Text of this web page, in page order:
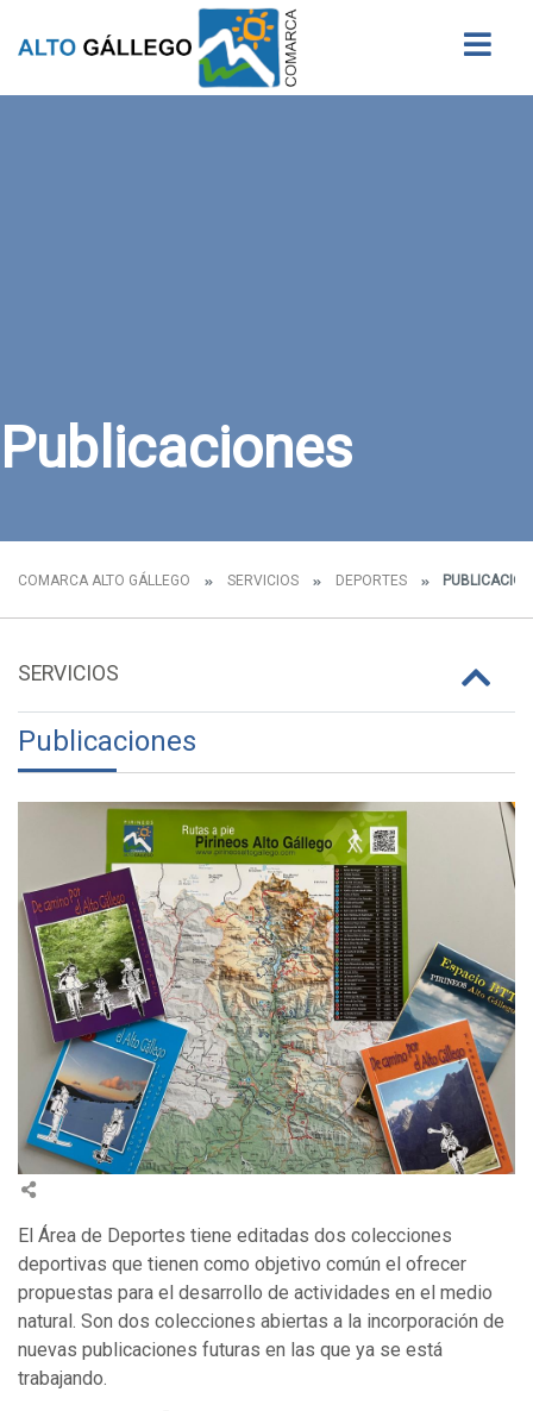
Publicaciones
COMARCA ALTO GÁLLEGO SERVICIOS DEPORTES
SERVICIOS
Publicaciones
El Área de Deportes tiene editadas dos colecciones
deportivas que tienen como objetivo común el ofrecer
propuestas para el desarrollo de actividades en el medio
natural. Son dos colecciones abiertas a la incorporación de
nuevas publicaciones futuras en las que ya se está
trabajando.